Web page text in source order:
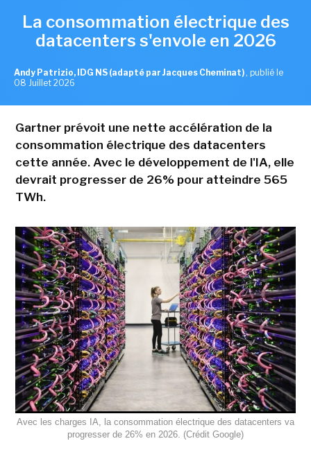
La consommation électrique des
datacenters s'envole en 2026
Andy Patrizio, IDG NS (adapté par Jacques Cheminat) , publié le
08 Juillet 2026
Gartner prévoit une nette accélération de la
consommation électrique des datacenters
cette année. Avec le développement de l'IA, elle
devrait progresser de 26% pour atteindre 565
TWh.
Avec les charges IA, la consommation électrique des datacenters va
progresser de 26% en 2026. (Crédit Google)